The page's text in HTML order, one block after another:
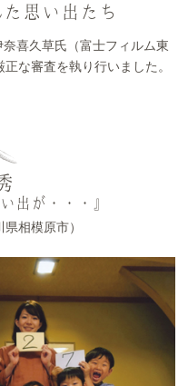
思い出たち
喜久草氏（富士フィルム東
な審査を執り行いました。
出が・・・』
相模原市）